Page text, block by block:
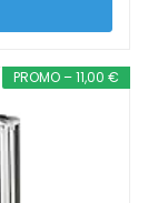
PROMO – 11,00 €